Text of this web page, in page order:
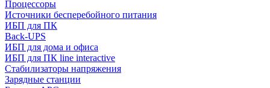
Процессоры
Источники бесперебойного питания
ИБП для ПК
Back-UPS
ИБП для дома и офиса
ИБП для ПК linе interactive
Стабилизаторы напряжения
Зарядные станции